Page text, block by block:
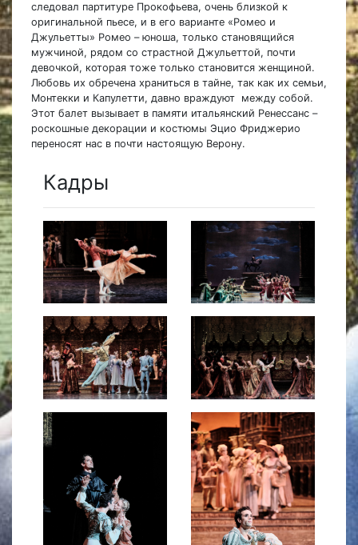
следовал партитуре Прокофьева, очень близкой к
оригинальной пьесе, и в его варианте «Ромео и
Джульетты» Ромео – юноша, только становящийся
мужчиной, рядом со страстной Джульеттой, почти
девочкой, которая тоже только становится женщиной.
Любовь их обречена храниться в тайне, так как их семьи,
Монтекки и Капулетти, давно враждуют между собой.
Этот балет вызывает в памяти итальянский Ренессанс –
роскошные декорации и костюмы Эцио Фриджерио
переносят нас в почти настоящую Верону.
Кадры